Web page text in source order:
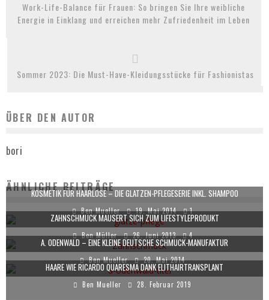
Work-Life-Balance für Frauen: So bringen Sie Ihre weibliche
Energie in Einklang und erreichen mehr Zufriedenheit im Leben
Sommer 2023: Die Must-Have-Kleidungsstücke für Fashionistas
ÜBER DEN AUTOR
bori
ÄHNLICHE BEITRÄGE
KOSMETIK FÜR HAARLOSE – DIE GLATZEN-PFLEGESERIE INKL. SHAMPOO
Ben Mueller 19. Mai 2014 1
ZAHNSCHMUCK MAUSERT SICH ZUM LIFESTYLEPRODUKT
Ben Müller 26. Juni 2013 4
A. ODENWALD – EINE KLEINE DEUTSCHE SCHMUCK-MANUFAKTUR
Ben Mueller 20. Mai 2014
HAARE WIE RICARDO QUARESMA DANK ELITHAIRTRANSPLANT
Ben Mueller 28. Februar 2019